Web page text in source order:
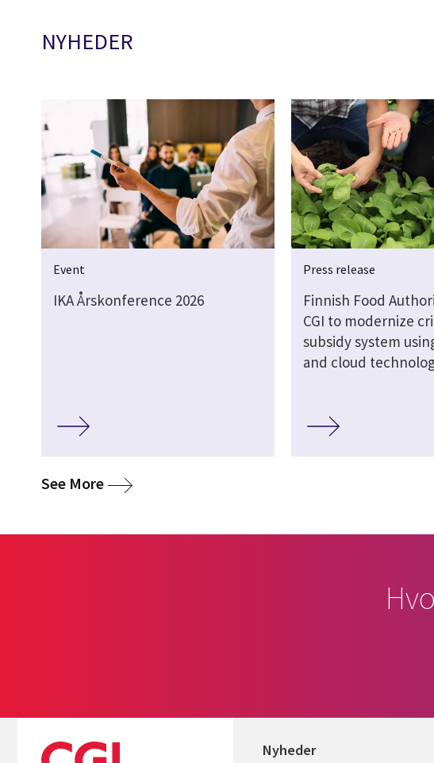
NYHEDER
Event
IKA Årskonference 2026
Press release
Finnish Food
CGI to modernize
subsidy system
and cloud
See Moremedia
Nyheder